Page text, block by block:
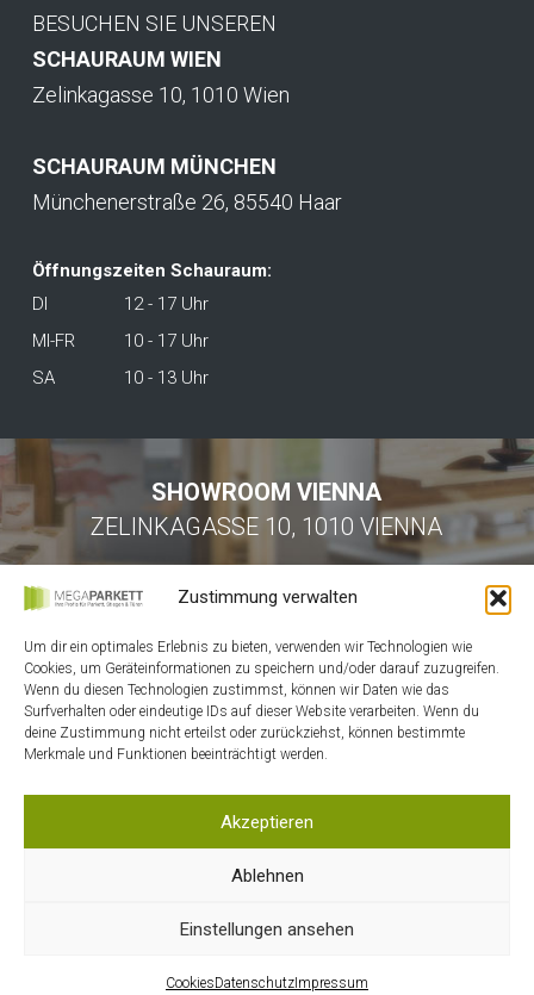
Zustimmung verwalten
Um dir ein optimales Erlebnis zu bieten, verwenden wir Technologien wie
Cookies, um Geräteinformationen zu speichern und/oder darauf zuzugreifen.
Wenn du diesen Technologien zustimmst, können wir Daten wie das
Surfverhalten oder eindeutige IDs auf dieser Website verarbeiten. Wenn du
deine Zustimmung nicht erteilst oder zurückziehst, können bestimmte
Merkmale und Funktionen beeinträchtigt werden.
Akzeptieren
Ablehnen
Einstellungen ansehen
CookiesDatenschutz Impressum
BESUCHEN SIE UNSEREN
SCHAURAUM WIEN
Zelinkagasse 10, 1010 Wien
SCHAURAUM MÜNCHEN
Münchenerstraße 26, 85540 Haar
Öffnungszeiten Schauraum:
DI
12 - 17 Uhr
MI-FR
10 - 17 Uhr
SA
10 - 13 Uhr
SHOWROOM VIENNA
ZELINKAGASSE 10, 1010 VIENNA
HOME
KONTAKT
MEIN ACCOUNT
WARENKORB
DATENSCHUTZ
IMPRESSUM